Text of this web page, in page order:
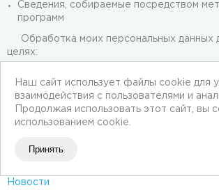
Сведения, собираемые посредством
программ
Обработка моих персональных данных
целях:
персональных данных посредством
Настоящее согласие действует с
сайт до достижения цели обработки либо
Новости
Наш сайт использует файлы cookie для
взаимодействия с пользователями и
Продолжая использовать этот сайт, вы
использованием cookie.
Принять